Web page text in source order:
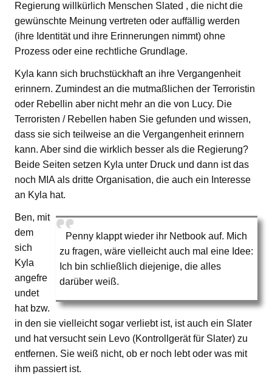
Regierung willkürlich Menschen Slated , die nicht die
gewünschte Meinung vertreten oder auffällig werden
(ihre Identität und ihre Erinnerungen nimmt) ohne
Prozess oder eine rechtliche Grundlage.
Kyla kann sich bruchstückhaft an ihre Vergangenheit
erinnern. Zumindest an die mutmaßlichen der Terroristin
oder Rebellin aber nicht mehr an die von Lucy. Die
Terroristen / Rebellen haben Sie gefunden und wissen,
dass sie sich teilweise an die Vergangenheit erinnern
kann. Aber sind die wirklich besser als die Regierung?
Beide Seiten setzen Kyla unter Druck und dann ist das
noch MIA als dritte Organisation, die auch ein Interesse
an Kyla hat.
Penny klappt wieder ihr Netbook auf. Mich
zu fragen, wäre vielleicht auch mal eine Idee:
Ich bin schließlich diejenige, die alles
darüber weiß.
Ben, mit
dem
sich
Kyla
angefre
undet
hat bzw.
in den sie vielleicht sogar verliebt ist, ist auch ein Slater
und hat versucht sein Levo (Kontrollgerät für Slater) zu
entfernen. Sie weiß nicht, ob er noch lebt oder was mit
ihm passiert ist.